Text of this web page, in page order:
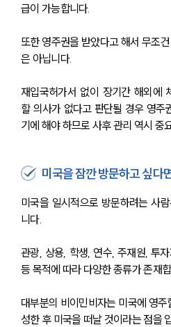
급이 가능합니다.
또한 영주권을 받았다고 해서 무조
은 아닙니다.
재입국허가서 없이 장기간 해외에
할 의사가 없다고 판단될 경우 영주
기에 해야 하므로 사후 관리 역시 중
미국을 잠깐 방문하고 싶다
미국을 일시적으로 방문하려는 사
니다.
관광, 상용, 학생, 연수, 주재원, 투
등 목적에 따라 다양한 종류가 존재
대부분의 비이민비자는 미국에 영
성한 후 미국을 떠날 것이라는 점을